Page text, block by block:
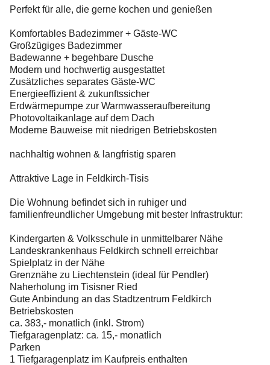
Perfekt für alle, die gerne kochen und genießen
Komfortables Badezimmer + Gäste-WC
Großzügiges Badezimmer
Badewanne + begehbare Dusche
Modern und hochwertig ausgestattet
Zusätzliches separates Gäste-WC
Energieeffizient & zukunftssicher
Erdwärmepumpe zur Warmwasseraufbereitung
Photovoltaikanlage auf dem Dach
Moderne Bauweise mit niedrigen Betriebskosten
nachhaltig wohnen & langfristig sparen
Attraktive Lage in Feldkirch-Tisis
Die Wohnung befindet sich in ruhiger und
familienfreundlicher Umgebung mit bester Infrastruktur:
Kindergarten & Volksschule in unmittelbarer Nähe
Landeskrankenhaus Feldkirch schnell erreichbar
Spielplatz in der Nähe
Grenznähe zu Liechtenstein (ideal für Pendler)
Naherholung im Tisisner Ried
Gute Anbindung an das Stadtzentrum Feldkirch
Betriebskosten
ca. 383,- monatlich (inkl. Strom)
Tiefgaragenplatz: ca. 15,- monatlich
Parken
1 Tiefgaragenplatz im Kaufpreis enthalten